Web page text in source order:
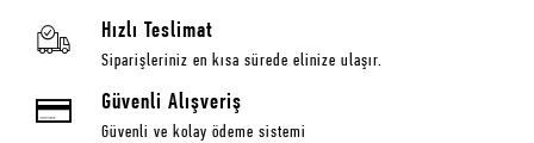
Hızlı Teslimat
Siparişleriniz en kısa sürede elinize ulaşır.
Güvenli Alışveriş
Güvenli ve kolay ödeme sistemi